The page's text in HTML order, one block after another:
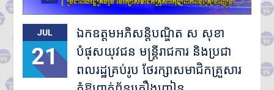
JUL
21
ឯកឧត្តមអភិសន្តិបណ្ឌិត ស សុខា
បំផុសយុវជន មន្ត្រីរាជការ និងប្រជា
ពលរដ្ឋគ្រប់រូប ថែរក្សាសមាជិកគ្រួសារ